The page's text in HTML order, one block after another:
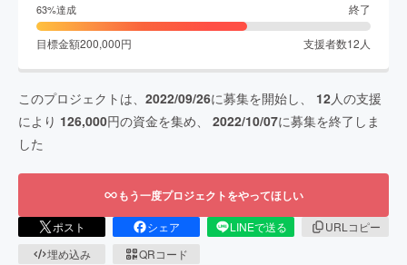
63%達成 終了
目標金額200,000円 支援者数12 人
このプロジェクトは、 2022/09/26に募集を開始し、 12人の支援
により 126,000円の資金を集め、 2022/10/07に募集を終了しま
した
もう一度プロジェクトをやってほしい
ポスト シェア LINEで送る
URLコピー
埋め込み
QRコード